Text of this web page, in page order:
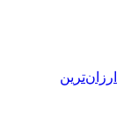
ارزان‌ترین